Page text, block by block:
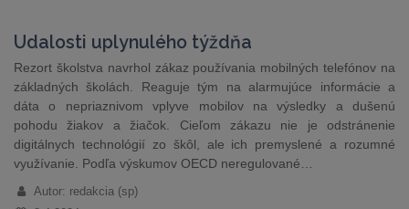
Udalosti uplynulého týždňa
Rezort školstva navrhol zákaz používania mobilných telefónov na
základných školách. Reaguje tým na alarmujúce informácie a
dáta o nepriaznivom vplyve mobilov na výsledky a dušenú
pohodu žiakov a žiačok. Cieľom zákazu nie je odstránenie
digitálnych technológií zo škôl, ale ich premyslené a rozumné
využívanie. Podľa výskumov OECD neregulované…
Autor: redakcia (sp)